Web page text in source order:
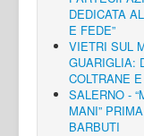
DEDICATA
E FEDE”
VIETRI SUL
GUARIGLIA:
COLTRANE
SALERNO -
MANI”
BARBUTI